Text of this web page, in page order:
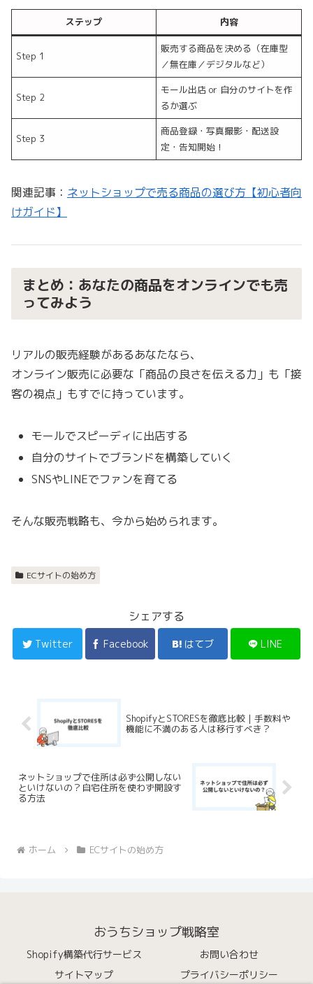
ステップ 内容
Step 1
販売する商品を決める（在庫型
／無在庫／デジタルなど）
Step 2
モール出店 or 自分のサイトを作
るか選ぶ
Step 3
商品登録・写真撮影・配送設
定・告知開始！
関連記事： ネットショップで売る商品の選び方【初心者向
けガイド】
まとめ：あなたの商品をオンラインでも売
ってみよう
リアルの販売経験があるあなたなら、
オンライン販売に必要な「商品の良さを伝える力」も「接
客の視点」もすでに持っています。
モールでスピーディに出店する
自分のサイトでブランドを構築していく
SNSやLINEでファンを育てる
そんな販売戦略も、今から始められます。
ECサイトの始め方
シェアする
Twitter Facebook はてブ LINE
ShopifyとSTORESを徹底比較｜手数料や
機能に不満のある人は移行すべき？
ネットショップで住所は必ず公開しない
といけないの？自宅住所を使わず開設す
る方法
ホーム ECサイトの始め方
おうちショップ戦略室
Shopify構築代行サービス
お問い合わせ
サイトマップ
プライバシーポリシー